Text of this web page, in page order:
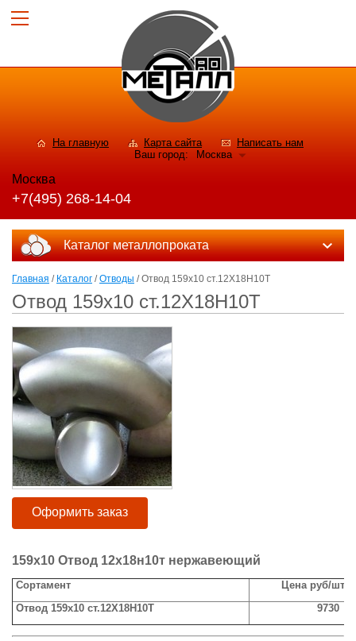
На главную Карта сайта
Написать нам
Ваш город:
Москва
Москва
+7(495) 268-14-04
Каталог металлопроката
Главная / Каталог /Отводы / Отвод 159х10 ст.12Х18Н10Т
Отвод 159х10 ст.12Х18Н10Т
Оформить заказ
159х10 Отвод 12х18н10т нержавеющий
Сортамент
Цена руб/шт с
Отвод 159х10 ст.12Х18Н10Т
9730